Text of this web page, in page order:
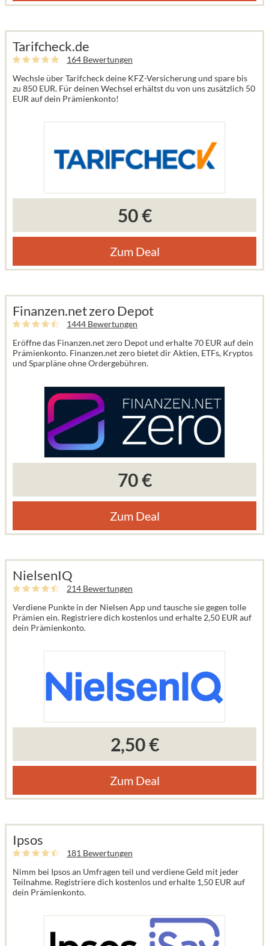
Tarifcheck.de
164 Bewertungen
Wechsle über Tarifcheck deine KFZ-Versicherung und spare bis
zu 850 EUR. Für deinen Wechsel erhältst du von uns zusätzlich 50
EUR auf dein Prämienkonto!
50 €
Zum Deal
Finanzen.net zero Depot
1444 Bewertungen
Eröffne das Finanzen.net zero Depot und erhalte 70 EUR auf dein
Prämienkonto. Finanzen.net zero bietet dir Aktien, ETFs, Kryptos
und Sparpläne ohne Ordergebühren.
70 €
Zum Deal
NielsenIQ
214 Bewertungen
Verdiene Punkte in der Nielsen App und tausche sie gegen tolle
Prämien ein. Registriere dich kostenlos und erhalte 2,50 EUR auf
dein Prämienkonto.
2,50 €
Zum Deal
Ipsos
181 Bewertungen
Nimm bei Ipsos an Umfragen teil und verdiene Geld mit jeder
Teilnahme. Registriere dich kostenlos und erhalte 1,50 EUR auf
dein Prämienkonto.